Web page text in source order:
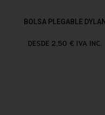
BOLSA PLEGABLE DYLAN
DESDE 2,50 € IVA INC.